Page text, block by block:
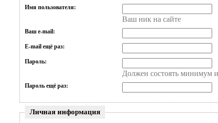
Имя пользователя:
Ваш ник на сайте
Ваш e-mail:
E-mail ещё раз:
Пароль:
Должен состоять минимум
Пароль ещё раз:
Личная информация